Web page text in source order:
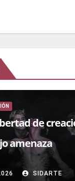
de
amenaza
SIDARTE